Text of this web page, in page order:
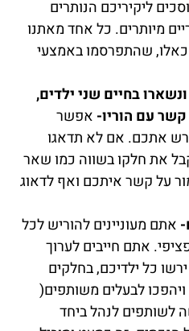
ליקיריכם הנותרים
מיותרים. כל אחד מאתנו
כאלו, שהתפרסמו באמצעי
בחיים שני ילדים,
עם הוריו- אפשר
אתכם. אם לא תדאגו
את חלקו בשווה כמו שאר
על קשר איתכם ואף לדאוג
אתם מעוניינים להוריש לכל
אתם חייבים לערוך
כל ילדיכם, בחלקים
לבעלים משותפים(
לשותפים לנהל ביחד